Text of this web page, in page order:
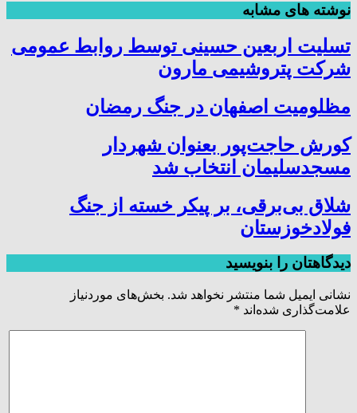
نوشته های مشابه
تسلیت اربعین حسینی توسط روابط عمومی
شرکت پتروشیمی مارون
مظلومیت اصفهان در جنگ رمضان
کورش حاجت‌پور بعنوان شهردار
مسجدسلیمان انتخاب شد
شلاق‌ بی‌برقی، بر پیکر خسته‌ از جنگ
فولادخوزستان
دیدگاهتان را بنویسید
نشانی ایمیل شما منتشر نخواهد شد. بخش‌های موردنیاز
علامت‌گذاری شده‌اند *